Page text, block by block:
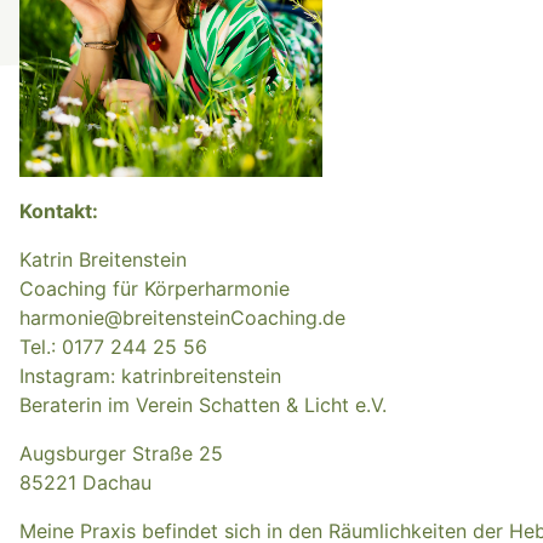
Kontakt:
Katrin Breitenstein
Coaching für Körperharmonie
harmonie@breitensteinCoaching.de
Tel.: 0177 244 25 56
Instagram: katrinbreitenstein
Beraterin im Verein Schatten & Licht e.V.
Augsburger Straße 25
85221 Dachau
Meine Praxis befindet sich in den Räumlichkeiten der